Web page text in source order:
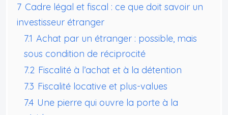
7 Cadre légal et fiscal : ce que doit savoir un
investisseur étranger
7.1 Achat par un étranger : possible, mais
sous condition de réciprocité
7.2 Fiscalité à l’achat et à la détention
7.3 Fiscalité locative et plus-values
7.4 Une pierre qui ouvre la porte à la